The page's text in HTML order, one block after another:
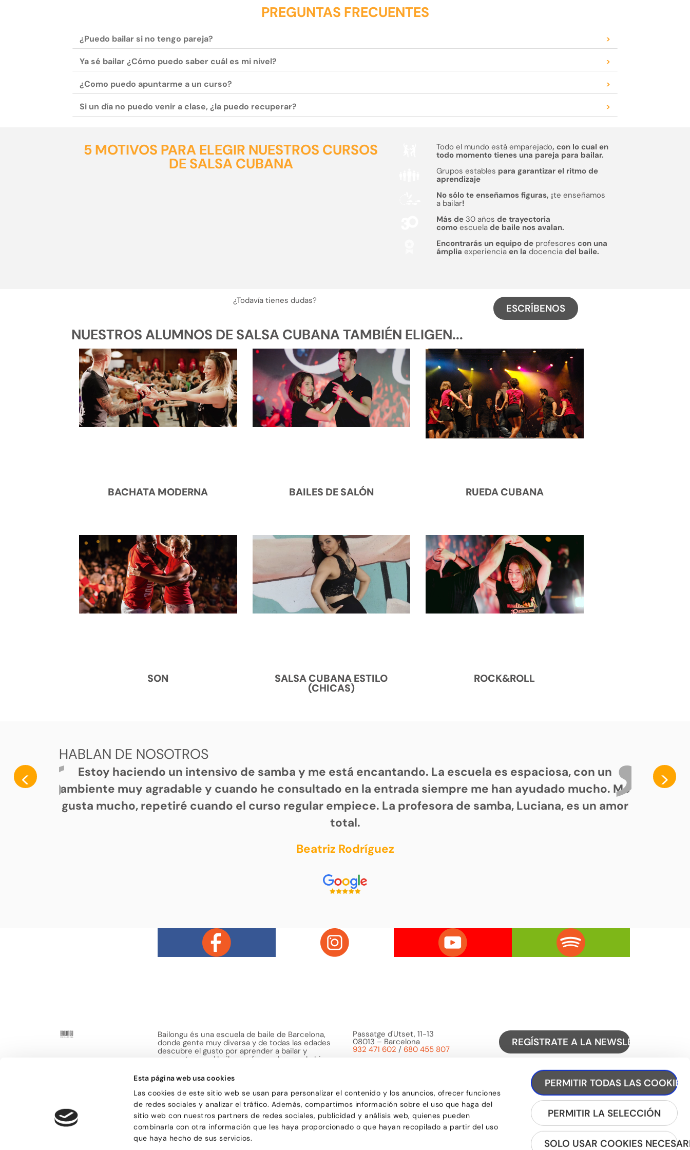
Esta página web usa cookies
Las cookies de este sitio web se usan para personalizar el contenido y los anuncios, ofrecer funciones
de redes sociales y analizar el tráfico. Además, compartimos información sobre el uso que haga del
sitio web con nuestros partners de redes sociales, publicidad y análisis web, quienes pueden
combinarla con otra información que les haya proporcionado o que hayan recopilado a partir del uso
que haya hecho de sus servicios.
PERMITIR TODAS LAS COOKIES
PERMITIR LA SELECCIÓN
SOLO USAR COOKIES
PREGUNTAS FRECUENTES
¿Puedo bailar si no tengo pareja? >
Ya sé bailar ¿Cómo puedo saber cuál es mi nivel? >
¿Como puedo apuntarme a un curso? >
Si un día no puedo venir a clase, ¿la puedo recuperar? >
5 MOTIVOS PARA ELEGIR NUESTROS CURSOS
DE SALSA CUBANA
Todo el mundo está emparejado, con lo cual en
todo momento tienes una pareja para bailar.
Grupos estables para garantizar el ritmo de
aprendizaje
No sólo te enseñamos figuras, ¡te enseñamos
a bailar!
Más de 30 años de trayectoria
como escuelade baile nos avalan.
Encontrarás un equipo de profesores con una
ámplia experiencia en la docenciadel baile.
¿Todavía tienes dudas?
ESCRÍBENOS
NUESTROS ALUMNOS DE SALSA CUBANA TAMBIÉN ELIGEN...
BACHATA MODERNA BAILES DE SALÓN RUEDA CUBANA
SON SALSA CUBANA ESTILO
(CHICAS)
ROCK&ROLL
HABLAN DE NOSOTROS
<
Estoy haciendo un intensivo de samba y me está encantando. La escuela es espaciosa, con un
ambiente muy agradable y cuando he consultado en la entrada siempre me han ayudado mucho. Me
gusta mucho, repetiré cuando el curso regular empiece. La profesora de samba, Luciana, es un amor
total.
Beatriz Rodríguez
>
Bailongu és una escuela de baile de Barcelona,
donde gente muy diversa y de todas las edades
descubre el gusto por aprender a bailar y
encuentra en el baile una forma de pasarlo bien y
Passatge d'Utset, 11-13
08013 – Barcelona
932 471 602 / 680 455 807
REGÍSTRATE A LA NEWSLETTER
© Bailongu 2015.